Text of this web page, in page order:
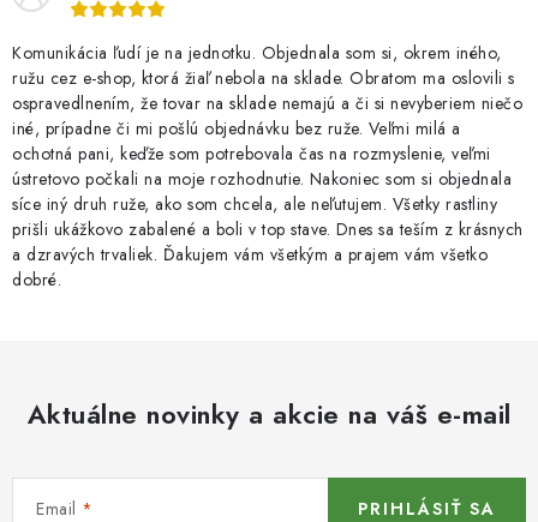
Komunikácia ľudí je na jednotku. Objednala som si, okrem iného,
ružu cez e-shop, ktorá žiaľ nebola na sklade. Obratom ma oslovili s
ospravedlnením, že tovar na sklade nemajú a či si nevyberiem niečo
iné, prípadne či mi pošlú objednávku bez ruže. Veľmi milá a
ochotná pani, keďže som potrebovala čas na rozmyslenie, veľmi
ústretovo počkali na moje rozhodnutie. Nakoniec som si objednala
síce iný druh ruže, ako som chcela, ale neľutujem. Všetky rastliny
prišli ukážkovo zabalené a boli v top stave. Dnes sa teším z krásnych
a dzravých trvaliek. Ďakujem vám všetkým a prajem vám všetko
dobré.
Aktuálne novinky a akcie na váš e-mail
Email PRIHLÁSIŤ SA